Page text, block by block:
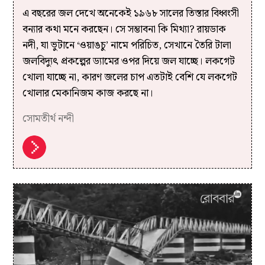
এ বছরের জল দেখে অনেকেই ১৯৬৮ সালের তিস্তার বিধ্বংসী
বন্যার কথা মনে করছেন। সে সম্ভাবনা কি মিথ্যা? রায়ডাক
নদী, যা ভুটানে ‘ওয়াঙচু’ নামে পরিচিত, সেখানে তৈরি টালা
জলবিদ্যুৎ প্রকল্পের ড্যামের ওপর দিয়ে জল যাচ্ছে। লকগেট
খোলা যাচ্ছে না, কারণ জলের চাপ এতটাই বেশি যে লকগেট
খোলার মেকানিজম কাজ করছে না।
সোমতীর্থ নন্দী